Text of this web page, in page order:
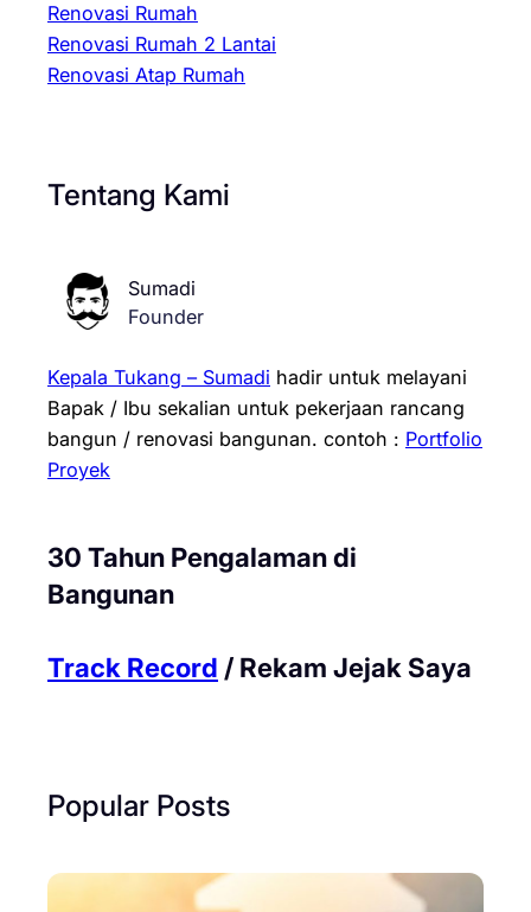
Renovasi Rumah
Renovasi Rumah 2 Lantai
Renovasi Atap Rumah
Tentang Kami
Sumadi
Founder
Kepala Tukang – Sumadi hadir untuk melayani
Bapak / Ibu sekalian untuk pekerjaan rancang
bangun / renovasi bangunan. contoh : Portfolio
Proyek
30 Tahun Pengalaman di
Bangunan
Track Record / Rekam Jejak Saya
Popular Posts